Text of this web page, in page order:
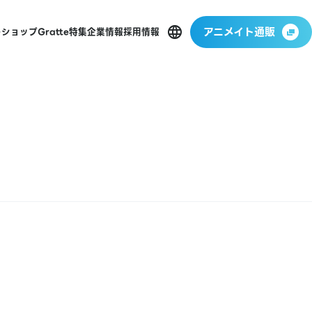
ョップGratte特集企業情報採用情報 アニメイト通販